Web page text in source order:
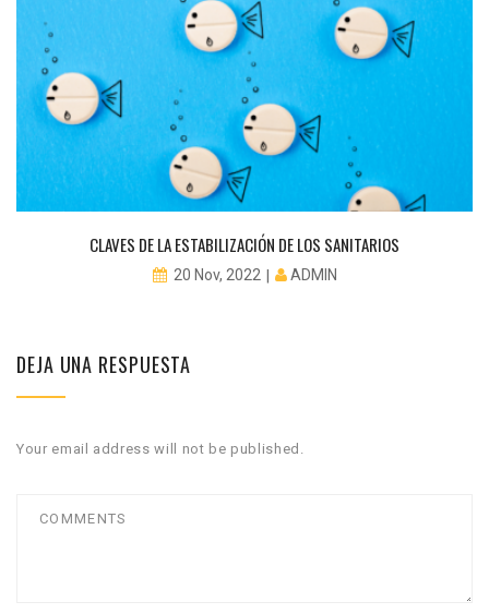
CLAVES DE LA ESTABILIZACIÓN DE LOS SANITARIOS
20 Nov, 2022 ADMIN
DEJA UNA RESPUESTA
Your email address will not be published.